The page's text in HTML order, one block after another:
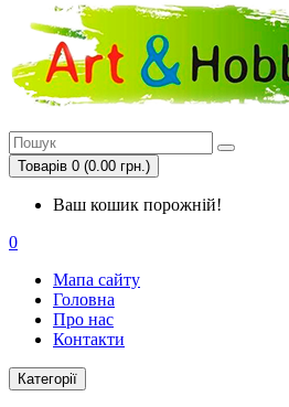
Товарів 0 (0.00 грн.)
Ваш кошик порожній!
0
Мапа сайту
Головна
Про нас
Контакти
Категорії